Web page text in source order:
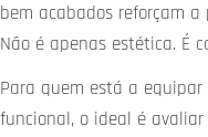
bem acabados reforçam
Não é apenas estética. É
Para quem está a
funcional, o ideal é